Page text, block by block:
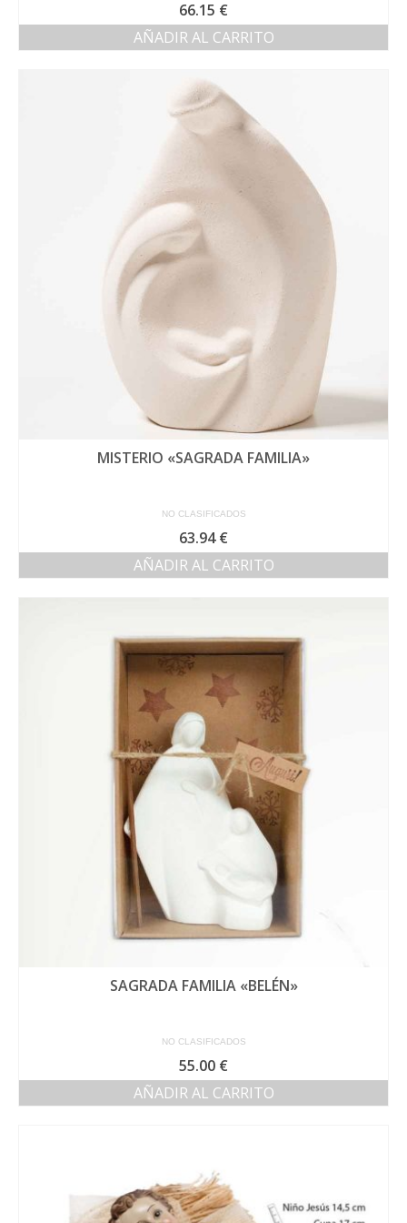
66.15 €
AÑADIR AL CARRITO
MISTERIO «SAGRADA FAMILIA»
NO CLASIFICADOS
63.94€
AÑADIR AL CARRITO
SAGRADA FAMILIA «BELÉN»
NO CLASIFICADOS
55.00 €
AÑADIR AL CARRITO